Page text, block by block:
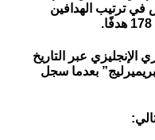
ترتيب الهدافين
عبر التاريخ
هدفه رقم 178 في “البريميرليج” بعدما سجل